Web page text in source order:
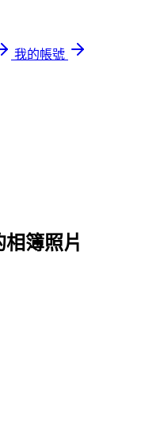
我的帳號
簿照片